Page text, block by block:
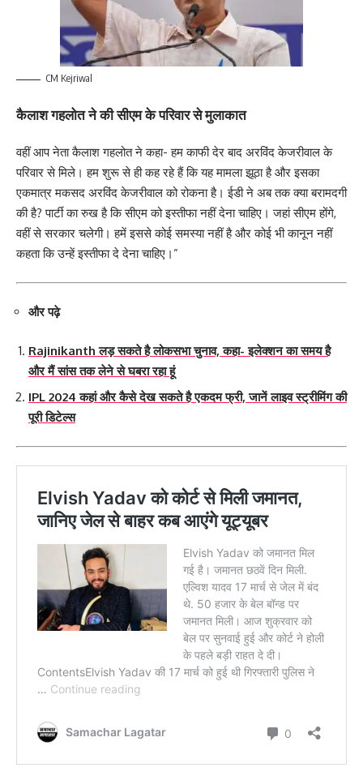
CM Kejriwal
कैलाश गहलोत ने की सीएम के परिवार से मुलाकात
वहीं आप नेता कैलाश गहलोत ने कहा- हम काफी देर बाद अरविंद केजरीवाल के
परिवार से मिले। हम शुरू से ही कह रहे हैं कि यह मामला झूठा है और इसका
एकमात्र मकसद अरविंद केजरीवाल को रोकना है। ईडी ने अब तक क्या बरामदगी
की है? पार्टी का रुख है कि सीएम को इस्तीफा नहीं देना चाहिए। जहां सीएम होंगे,
वहीं से सरकार चलेगी। हमें इससे कोई समस्या नहीं है और कोई भी कानून नहीं
कहता कि उन्हें इस्तीफा दे देना चाहिए।”
और पढ़े
Rajinikanth लड़ सकते है लोकसभा चुनाव, कहा- इलेक्शन का समय है
और मैं सांस तक लेने से घबरा रहा हूं
IPL 2024 कहां और कैसे देख सकते है एकदम फ्री, जानें लाइव स्ट्रीमिंग की
पूरी डिटेल्स